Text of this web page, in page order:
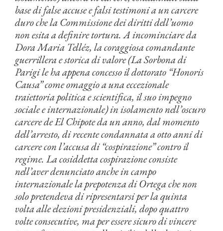
base di false accuse e falsi testimoni a un carcere
duro che la Commissione dei diritti dell’uomo
non esita a definire tortura. A incominciare da
Dora Maria Telléz, la coraggiosa comandante
guerrillera e storica di valore (La Sorbona di
Parigi le ha appena concesso il dottorato “Honoris
Causa” come omaggio a una eccezionale
traiettoria politica e scientifica, il suo impegno
sociale e internazionale) in isolamento nell’oscuro
carcere de El Chipote da un anno, dal momento
dell’arresto, di recente condannata a otto anni di
carcere con l’accusa di “cospirazione” contro il
regime. La cosiddetta cospirazione consiste
nell’aver denunciato anche in campo
internazionale la prepotenza di Ortega che non
solo pretendeva di ripresentarsi per la quinta
volta alle elezioni presidenziali, dopo quattro
volte consecutive, ma per essere sicuro di vincere